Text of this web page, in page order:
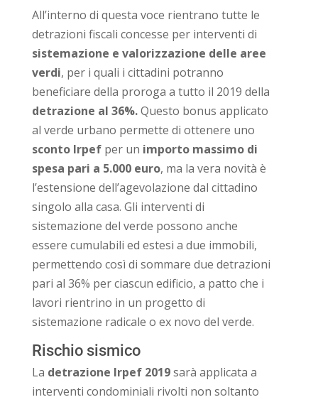
All’interno di questa voce rientrano tutte le
detrazioni fiscali concesse per interventi di
sistemazione e valorizzazione delle aree
verdi, per i quali i cittadini potranno
beneficiare della proroga a tutto il 2019 della
detrazione al 36%.Questo bonus applicato
al verde urbano permette di ottenere uno
sconto Irpefper un importo massimo di
spesa pari a 5.000 euro, ma la vera novità è
l’estensione dell’agevolazione dal cittadino
singolo alla casa. Gli interventi di
sistemazione del verde possono anche
essere cumulabili ed estesi a due immobili,
permettendo così di sommare due detrazioni
pari al 36% per ciascun edificio, a patto che i
lavori rientrino in un progetto di
sistemazione radicale o ex novo del verde.
Rischio sismico
La detrazione Irpef 2019sarà applicata a
interventi condominiali rivolti non soltanto